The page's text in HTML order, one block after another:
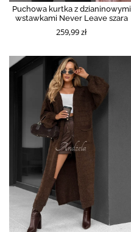
Puchowa kurtka z dzianinowymi
wstawkami Never Leave szara
259,99 zł